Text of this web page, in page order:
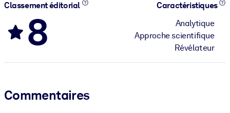
Classement éditorial
8
Caractéristiques
Analytique
Approche scientifique
Révélateur
Commentaires